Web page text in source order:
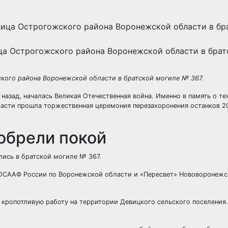
Острогожского района Воронежской области в
района Воронежской области в братской могиле № 367.
началась Великая Отечественная война. Именно в память о
прошла торжественная церемония перезахоронения останков
покой
в братской могиле № 367.
России по Воронежской области и «Пересвет»
работу на территории Девицкого сельского